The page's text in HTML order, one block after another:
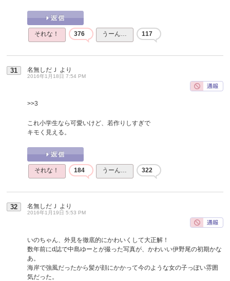
それな！ 376 うーん… 117
31 名無しだＪ より
2016年1月18日 7:54 PM
>>3
これ小学生なら可愛いけど、若作りしすぎで
キモく見える。
それな！ 184 うーん… 322
32 名無しだＪ より
2016年1月19日 5:53 PM
いのちゃん、外見を徹底的にかわいくして大正解！
数年前にd誌で中島ゆーとが撮った写真が、かわいい伊野尾の初期かな
あ。
海岸で強風だったから髪が顔にかかって今のような女の子っぽい雰囲
気だった。